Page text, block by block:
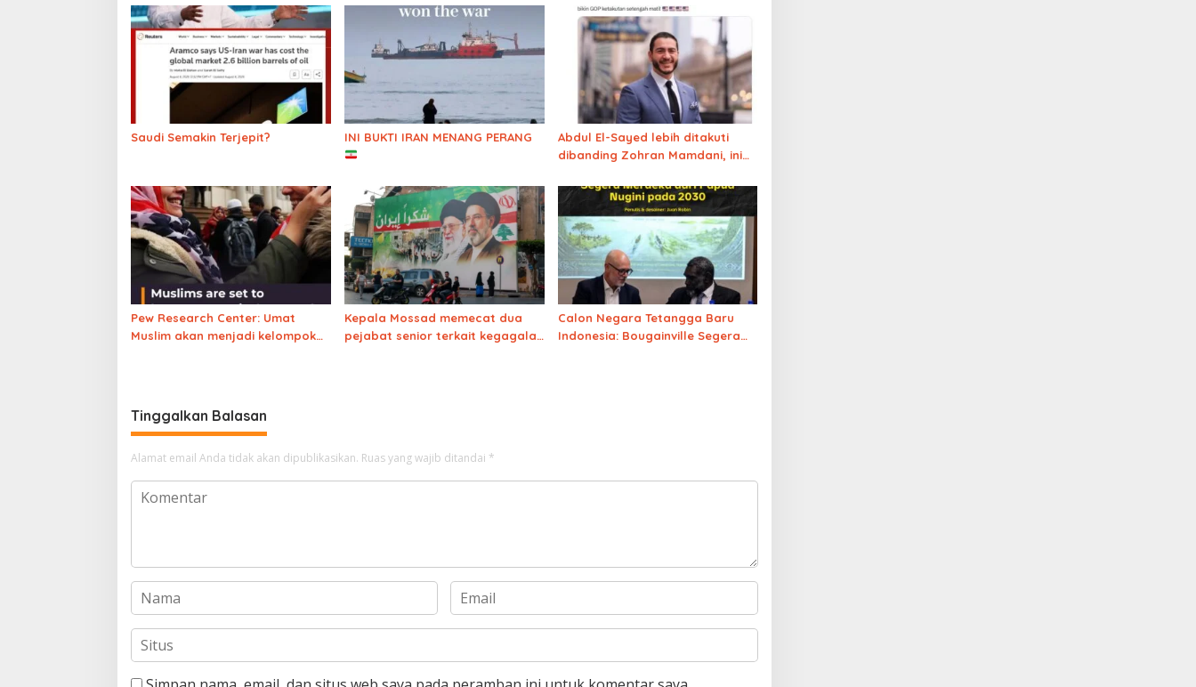
Saudi Semakin Terjepit? INI BUKTI IRAN MENANG PERANG
Abdul El-Sayed lebih ditakuti
dibanding Zohran Mamdani, ini
Pew Research Center: Umat
Muslim akan menjadi kelompok
Kepala Mossad memecat dua
pejabat senior terkait kegagalan
Calon Negara Tetangga Baru
Indonesia: Bougainville Segera
Tinggalkan Balasan
Alamat email Anda tidak akan dipublikasikan. Ruas yang wajib ditandai *